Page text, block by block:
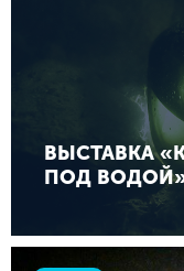
ВЫСТАВКА
ПОД